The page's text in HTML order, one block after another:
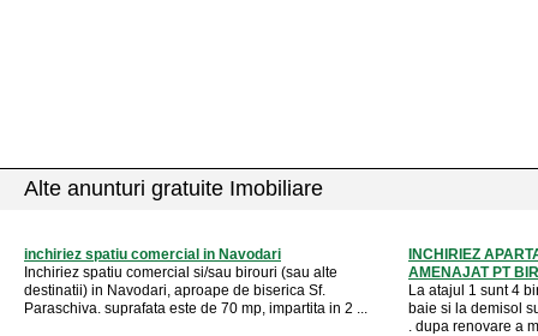
Alte anunturi gratuite Imobiliare
inchiriez spatiu comercial in Navodari
Inchiriez spatiu comercial si/sau birouri (sau alte
destinatii) in Navodari, aproape de biserica Sf.
Paraschiva. suprafata este de 70 mp, impartita in 2 ...
INCHIRIEZ
AMENAJAT PT
La atajul 1 sunt 4
baie si la demisol
. dupa renovare a